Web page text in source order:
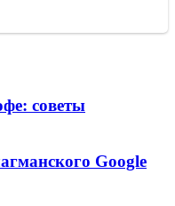
советы
Google